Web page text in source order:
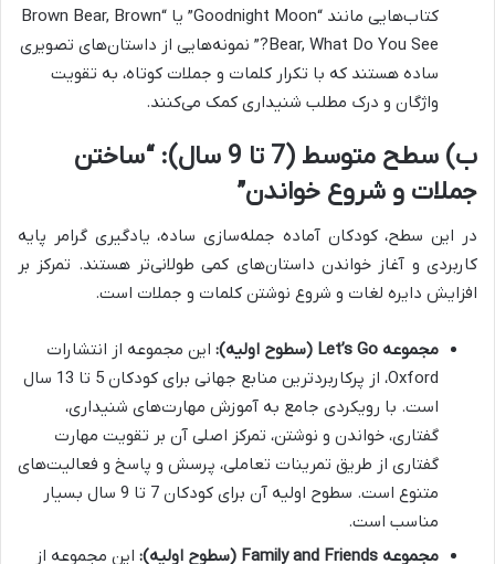
کتاب‌هایی مانند “Goodnight Moon” یا “Brown Bear, Brown
Bear, What Do You See?” نمونه‌هایی از داستان‌های تصویری
ساده هستند که با تکرار کلمات و جملات کوتاه، به تقویت
واژگان و درک مطلب شنیداری کمک می‌کنند.
ب) سطح متوسط (7 تا 9 سال): “ساختن
جملات و شروع خواندن”
در این سطح، کودکان آماده جمله‌سازی ساده، یادگیری گرامر پایه
کاربردی و آغاز خواندن داستان‌های کمی طولانی‌تر هستند. تمرکز بر
افزایش دایره لغات و شروع نوشتن کلمات و جملات است.
مجموعه Let’s Go (سطوح اولیه):
این مجموعه از انتشارات
Oxford، از پرکاربردترین منابع جهانی برای کودکان 5 تا 13 سال
است. با رویکردی جامع به آموزش مهارت‌های شنیداری،
گفتاری، خواندن و نوشتن، تمرکز اصلی آن بر تقویت مهارت
گفتاری از طریق تمرینات تعاملی، پرسش و پاسخ و فعالیت‌های
متنوع است. سطوح اولیه آن برای کودکان 7 تا 9 سال بسیار
مناسب است.
مجموعه Family and Friends (سطوح اولیه):
این مجموعه از